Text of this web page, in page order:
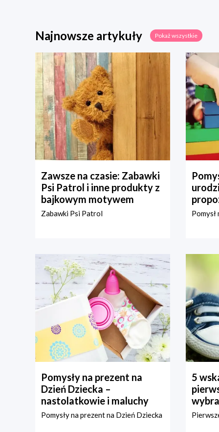
Najnowsze artykuły Pokaż wszystkie
Zawsze na czasie: Zabawki
Psi Patrol i inne produkty z
bajkowym motywem
Zabawki Psi Patrol
Pomysły na prezent na
Dzień Dziecka –
nastolatkowie i maluchy
Pomysły na prezent na Dzień Dziecka
5